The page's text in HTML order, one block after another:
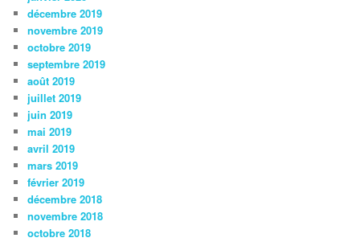
décembre 2019
novembre 2019
octobre 2019
septembre 2019
août 2019
juillet 2019
juin 2019
mai 2019
avril 2019
mars 2019
février 2019
décembre 2018
novembre 2018
octobre 2018